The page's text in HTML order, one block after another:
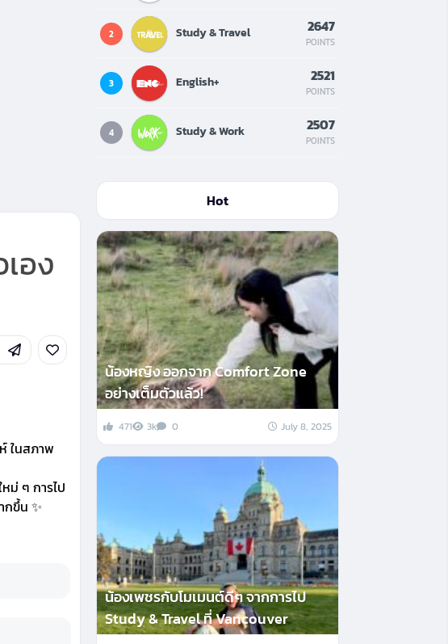
อง
ในสภาพ
ม่ ๆ การไป
กขึ้น ✨
2 Study & Travel 2647
POINTS
3 English+ 2521
POINTS
4 Study & Work 2507
POINTS
Hot
น้องหญิง ออกจาก Comfort Zone
อย่างเต็มตัวแล้ว!
471 3k 0 July 8, 2025
น้องเพชรกับโมเมนต์ดีๆ จากการไป
Study & Travel ที่ Vancouver